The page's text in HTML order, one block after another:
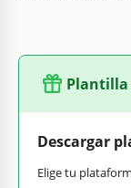
Descargar
Elige tu